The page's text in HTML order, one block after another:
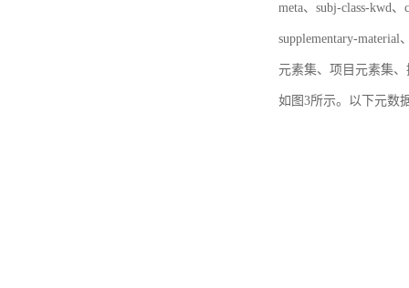
meta、subj-class-kwd
supplementary-
元素集、项目元素集
如图3所示。以下元数